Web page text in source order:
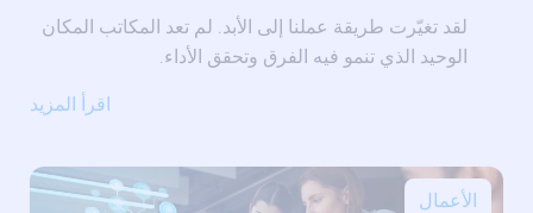
لقد تغيّرت طريقة عملنا إلى الأبد. لم تعد المكاتب المكان
الوحيد الذي تنمو فيه الفرق وتحقق الأداء.
اقرأ المزيد
الأعمال